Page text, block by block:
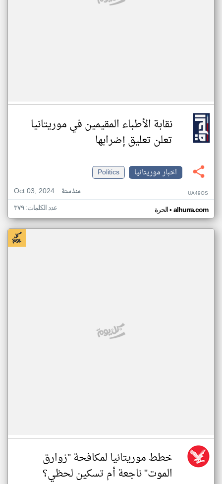
نقابة الأطباء المقيمين في موريتانيا
تعلن تعليق إضرابها
اخبار موريتانيا
Politics
Oct 03, 2024
منذ سنة UA49OS
الحرة• alhurra.com عدد الكلمات: ٣٧٩
خطط موريتانيا لمكافحة "زوارق
الموت" ناجعة أم تسكين لحظي؟